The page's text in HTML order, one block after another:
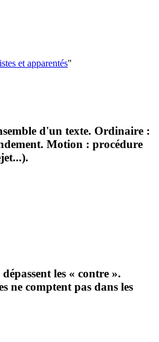
et apparentés"
d'un texte. Ordinaire :
Motion : procédure
les « contre ».
ne comptent pas dans les